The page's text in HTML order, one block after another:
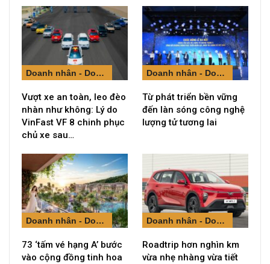
Doanh nhân - Doanh nghiệp
Vượt xe an toàn, leo đèo
nhàn như không: Lý do
VinFast VF 8 chinh phục
chủ xe sau…
Doanh nhân - Doanh nghiệp
Từ phát triển bền vững
đến làn sóng công nghệ
lượng tử tương lai
Doanh nhân - Doanh nghiệp
73 ‘tấm vé hạng A’ bước
vào cộng đồng tinh hoa
Doanh nhân - Doanh nghiệp
Roadtrip hơn nghìn km
vừa nhẹ nhàng vừa tiết